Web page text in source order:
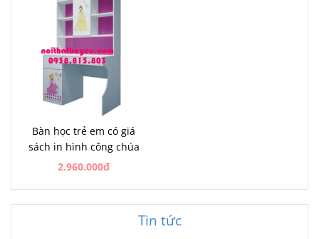
Bàn học trẻ em có giá
sách in hình công chúa
2.960.000đ
Tin tức